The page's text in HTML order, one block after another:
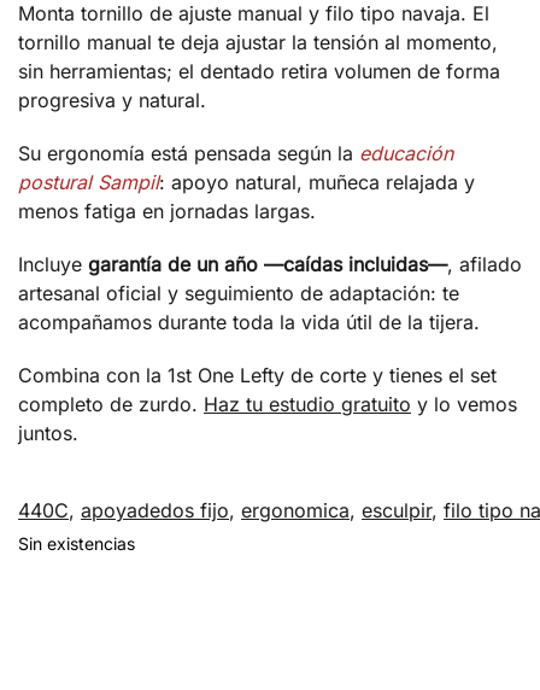
Monta tornillo de ajuste manual y filo tipo navaja. El
tornillo manual te deja ajustar la tensión al momento,
sin herramientas; el dentado retira volumen de forma
progresiva y natural.
Su ergonomía está pensada según la educación
postural Sampil: apoyo natural, muñeca relajada y
menos fatiga en jornadas largas.
Incluye garantía de un año —caídas incluidas—, afilado
artesanal oficial y seguimiento de adaptación: te
acompañamos durante toda la vida útil de la tijera.
Combina con la 1st One Lefty de corte y tienes el set
completo de zurdo. Haz tu estudio gratuito y lo vemos
juntos.
440C, apoyadedos fijo, ergonomica, esculpir, filo tipo
Sin existencias